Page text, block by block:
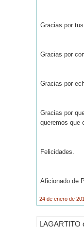
Gracias por
Gracias por
Gracias por
Gracias por
queremos que
Felicidades.
Aficionado de
24 de enero de
LAGARTITO